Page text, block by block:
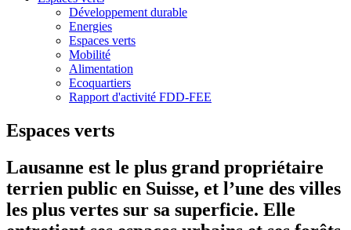
Développement durable
Energies
Espaces verts
Mobilité
Alimentation
Ecoquartiers
Rapport d'activité FDD-FEE
Espaces verts
Lausanne est le plus grand propriétaire
terrien public en Suisse, et l’une des villes
les plus vertes sur sa superficie. Elle